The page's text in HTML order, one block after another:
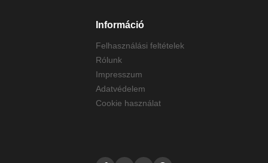
Információ
Felhasználási feltételek
Rólunk
Impresszum
Adatvédelem
Cookie használat